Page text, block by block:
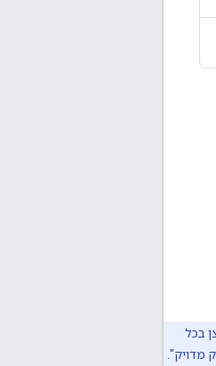
בכל
מדויק".